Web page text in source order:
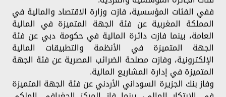
ففي الفئات المؤسسية، فازت وزارة الاقتصاد والمالية في
المملكة المغربية عن فئة الجهة المتميزة في المالية
العامة، بينما فازت دائرة المالية في حكومة دبي عن فئة
الجهة المتميزة في الأنظمة والتطبيقات المالية
الإلكترونية، وفازت مصلحة الضرائب المصرية عن فئة الجهة
المتميزة في إدارة المشاريع المالية.
وفاز بنك الجزيرة السوداني الأردني عن فئة الجهة المتميزة